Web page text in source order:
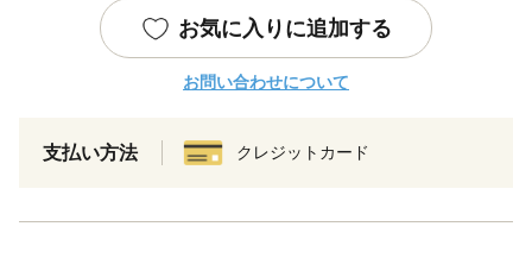
お気に入りに追加する
お問い合わせについて
支払い方法 クレジットカード